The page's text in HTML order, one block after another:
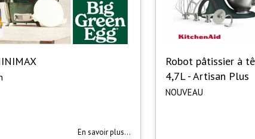
En savoir plus...
Robot pâtissier à
4,7L - Artisan Plus
NOUVEAU